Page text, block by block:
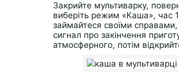
Закрийте мультиварку,
виберіть режим «Каша», час
займайтеся своїми
сигнал про закінчення
атмосферного, потім